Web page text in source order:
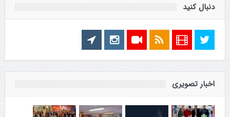
دنبال کنید
اخبار تصویری